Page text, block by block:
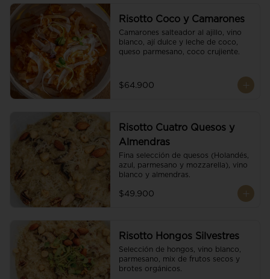
Risotto Coco y Camarones
Camarones salteador al ajillo, vino
blanco, ají dulce y leche de coco,
queso parmesano, coco crujiente.
$64.900
Risotto Cuatro Quesos y
Almendras
Fina selección de quesos (Holandés,
azul, parmesano y mozzarella), vino
blanco y almendras.
$49.900
Risotto Hongos Silvestres
Selección de hongos, vino blanco,
parmesano, mix de frutos secos y
brotes orgánicos.